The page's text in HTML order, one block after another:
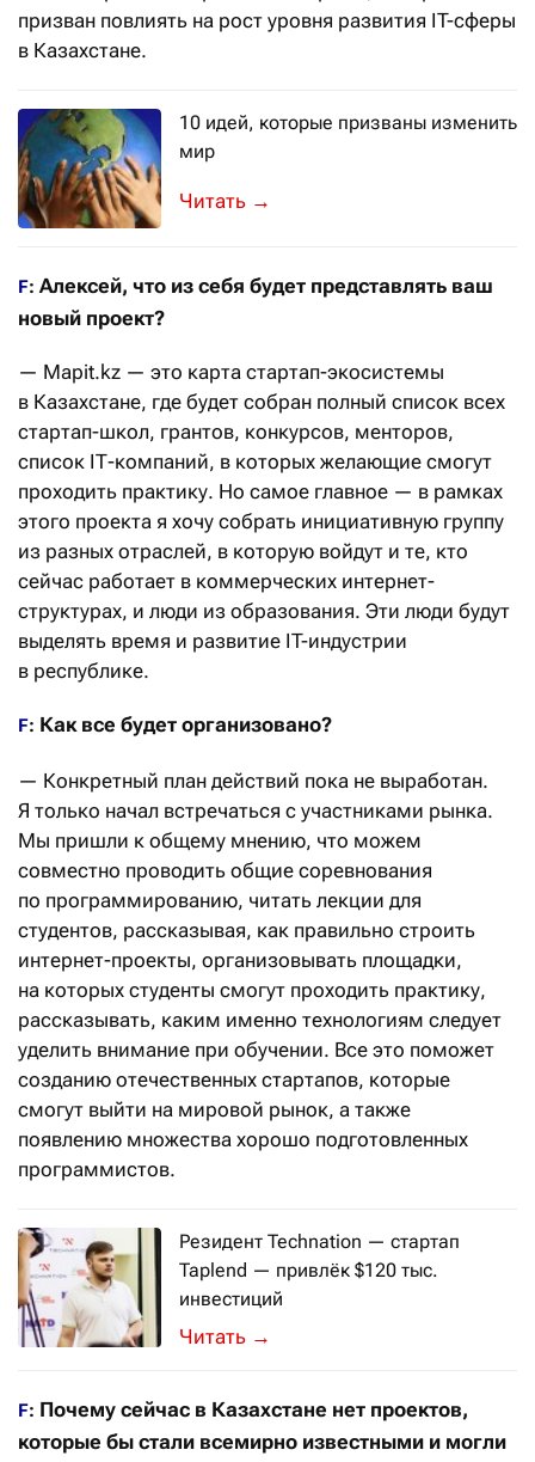
призван повлиять на рост уровня развития IT-сферы
в Казахстане.
10 идей, которые призваны изменить
мир
Что будет, если собрать 150
→
F: Алексей, что из себя будет представлять ваш
новый проект?
— Mapit.kz — это карта стартап-экосистемы
в Казахстане, где будет собран полный список всех
стартап-школ, грантов, конкурсов, менторов,
список IТ-компаний, в которых желающие смогут
проходить практику. Но самое главное — в рамках
этого проекта я хочу собрать инициативную группу
из разных отраслей, в которую войдут и те, кто
сейчас работает в коммерческих интернет-
структурах, и люди из образования. Эти люди будут
выделять время и развитие IT-индустрии
в республике.
F: Как все будет организовано?
— Конкретный план действий пока не выработан.
Я только начал встречаться с участниками рынка.
Мы пришли к общему мнению, что можем
совместно проводить общие соревнования
по программированию, читать лекции для
студентов, рассказывая, как правильно строить
интернет-проекты, организовывать площадки,
на которых студенты смогут проходить практику,
рассказывать, каким именно технологиям следует
уделить внимание при обучении. Все это поможет
созданию отечественных стартапов, которые
смогут выйти на мировой рынок, а также
появлению множества хорошо подготовленных
программистов.
Резидент Technation — стартап
Taplend — привлёк $120 тыс.
инвестиций
Оценочная стоимость платформы
→
F: Почему сейчас в Казахстане нет проектов,
которые бы стали всемирно известными и могли